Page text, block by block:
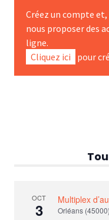
Créez un compte
nous proposer des
ligne.
Cliquez ici
pour
OCT
3
Multiplex
Orléans (45000)